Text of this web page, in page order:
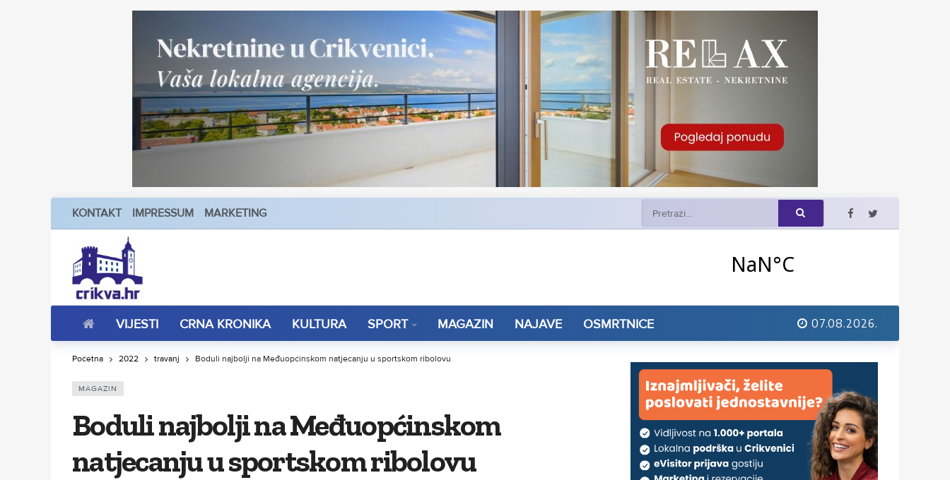
KONTAKT IMPRESSUM MARKETING
VIJESTI CRNA KRONIKA KULTURA SPORT MAGAZIN NAJAVE OSMRTNICE 07.08.2026.
Početna 2022 travanj Boduli najbolji na Međuopćinskom natjecanju u sportskom ribolovu
MAGAZIN
Boduli najbolji na Međuopćinskom
natjecanju u sportskom ribolovu